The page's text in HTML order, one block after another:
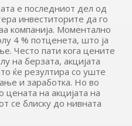
е последниот дел од
инвеститорите да го
компанија. Моментално
4 % потценета, што ја
Често пати кога цените
на берзата, акцијата
ќе резултира со уште
и заработка. Но во
на акцијата на
се блиску до нивната